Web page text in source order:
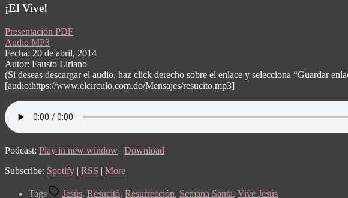
¡El Vive!
Presentación PDF
Audio MP3
Fecha: 20 de abril, 2014
Autor: Fausto Liriano
(Si deseas descargar el audio, haz click derecho sobre el enlace y selecciona “Guardar
[audio:https://www.elcirculo.com.do/Mensajes/resucito.mp3]
Podcast: Play in new window | Download
Subscribe: Spotify | RSS | More
Tags Jesús, Resucitó, Resurrección, Semana Santa, Vive Jesús